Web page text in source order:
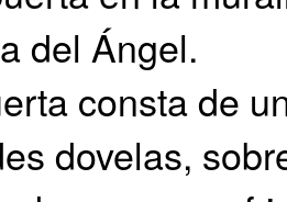
del Ángel.
consta de
dovelas,